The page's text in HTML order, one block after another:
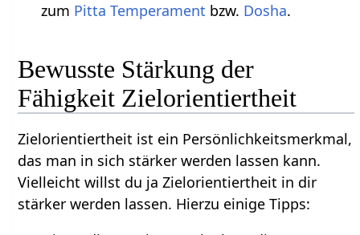
zum Pitta Temperament bzw. Dosha.
Bewusste Stärkung der
Fähigkeit Zielorientiertheit
Zielorientiertheit ist ein Persönlichkeitsmerkmal,
das man in sich stärker werden lassen kann.
Vielleicht willst du ja Zielorientiertheit in dir
stärker werden lassen. Hierzu einige Tipps: